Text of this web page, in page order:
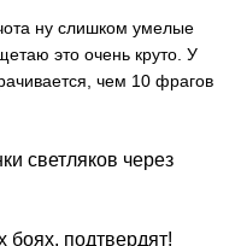
ну слишком умелые
это очень круто. У
чем 10 фрагов
светляков через
подтвердят!